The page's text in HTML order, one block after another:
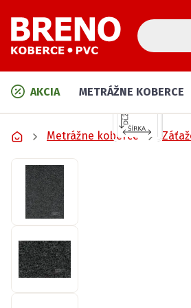
AKCIA METRÁŽNE KOBERCE
Metrážne koberce